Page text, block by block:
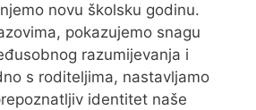
novu školsku godinu.
pokazujemo snagu
razumijevanja i
s roditeljima, nastavljamo
identitet naše